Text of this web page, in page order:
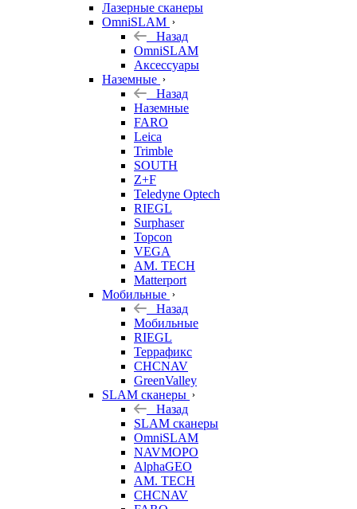
Лазерные сканеры
OmniSLAM
Назад
OmniSLAM
Аксессуары
Наземные
Назад
Наземные
FARO
Leica
Trimble
SOUTH
Z+F
Teledyne Optech
RIEGL
Surphaser
Topcon
VEGA
AM. TECH
Matterport
Мобильные
Назад
Мобильные
RIEGL
Террафикс
CHCNAV
GreenValley
SLAM сканеры
Назад
SLAM сканеры
OmniSLAM
NAVMOPO
AlphaGEO
AM. TECH
CHCNAV